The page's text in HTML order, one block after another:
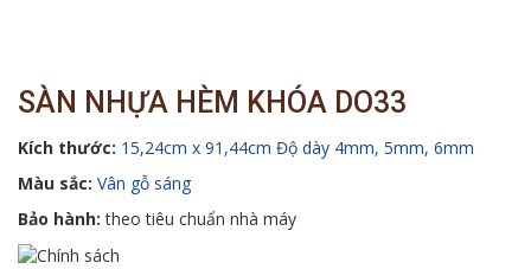
SÀN NHỰA HÈM KHÓA DO33
Kích thước: 15,24cm x 91,44cm Độ dày 4mm, 5mm, 6mm
Màu sắc: Vân gỗ sáng
Bảo hành:theo tiêu chuẩn nhà máy